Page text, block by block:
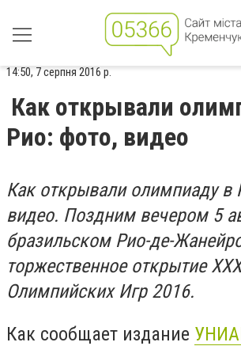
14:50, 7 серпня 2016 р.
Как открывали
Рио: фото, видео
Как открывали олимпиаду в
видео. Поздним вечером 5
бразильском Рио-де-
торжественное открытие
Олимпийских Игр 2016.
Как сообщает издание